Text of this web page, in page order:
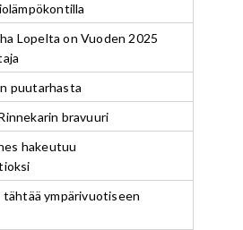
Lopelta on Vuoden 2025
puutarhasta
bravuuri
hakeutuu
ympärivuotiseen